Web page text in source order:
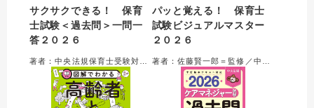
を判断するためのポイントに
絞った解説で、合格に必要な
知識を確実に身につけること
数値にアップデート。便利な
赤シート付き。
サクサクできる！ 保育
士試験＜過去問＞一問一
答２０２６
試験でよく問われるテーマを
科目横断的に解説。効率的に
重要項目を押さえられる。オ
の内容で、難しい知識も「見
て覚える」ことができる。
パッと覚える！ 保育士
試験ビジュアルマスター
２０２６